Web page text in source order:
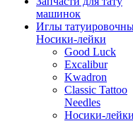
машинок
Иглы
Носики-лейки
Good Luck
Excalibur
Kwadron
Classic Tattoo
Needles
Носики-лейки